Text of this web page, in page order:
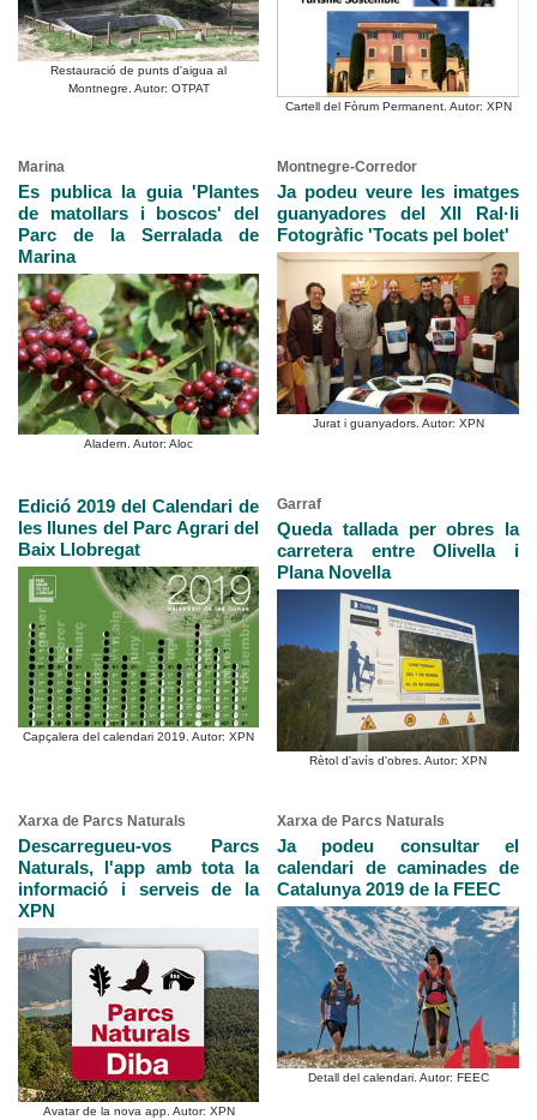
Restauració de punts d'aigua al
Montnegre. Autor: OTPAT
Cartell del Fòrum Permanent. Autor: XPN
Marina
Es publica la guia 'Plantes
de matollars i boscos' del
Parc de la Serralada de
Marina
Aladern. Autor: Aloc
Montnegre-Corredor
Ja podeu veure les imatges
guanyadores del XII Ral·li
Fotogràfic 'Tocats pel bolet'
Jurat i guanyadors. Autor: XPN
Edició 2019 del Calendari de
les llunes del Parc Agrari del
Baix Llobregat
Capçalera del calendari 2019. Autor: XPN
Garraf
Queda tallada per obres la
carretera entre Olivella i
Plana Novella
Rètol d'avís d'obres. Autor: XPN
Xarxa de Parcs Naturals
Descarregueu-vos Parcs
Naturals, l'app amb tota la
informació i serveis de la
XPN
Avatar de la nova app. Autor: XPN
Xarxa de Parcs Naturals
Ja podeu consultar el
calendari de caminades de
Catalunya 2019 de la FEEC
Detall del calendari. Autor: FEEC